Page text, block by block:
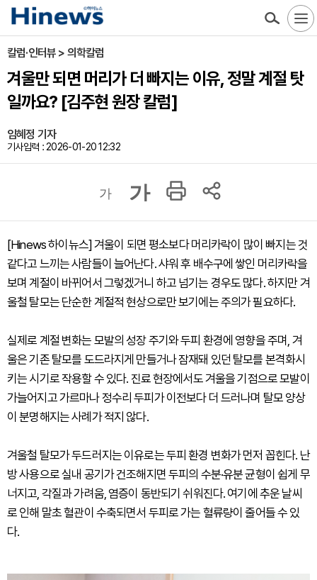
칼럼·인터뷰 > 의학칼럼
겨울만 되면 머리가 더 빠지는 이유, 정말 계절 탓
일까요? [김주현 원장 칼럼]
임혜정 기자
기사입력 : 2026-01-20 12:32
가 가
[Hinews 하이뉴스] 겨울이 되면 평소보다 머리카락이 많이 빠지는 것
같다고 느끼는 사람들이 늘어난다. 샤워 후 배수구에 쌓인 머리카락을
보며 계절이 바뀌어서 그렇겠거니 하고 넘기는 경우도 많다. 하지만 겨
울철 탈모는 단순한 계절적 현상으로만 보기에는 주의가 필요하다.
실제로 계절 변화는 모발의 성장 주기와 두피 환경에 영향을 주며, 겨
울은 기존 탈모를 도드라지게 만들거나 잠재돼 있던 탈모를 본격화시
키는 시기로 작용할 수 있다. 진료 현장에서도 겨울을 기점으로 모발이
가늘어지고 가르마나 정수리 두피가 이전보다 더 드러나며 탈모 양상
이 분명해지는 사례가 적지 않다.
겨울철 탈모가 두드러지는 이유로는 두피 환경 변화가 먼저 꼽힌다. 난
방 사용으로 실내 공기가 건조해지면 두피의 수분·유분 균형이 쉽게 무
너지고, 각질과 가려움, 염증이 동반되기 쉬워진다. 여기에 추운 날씨
로 인해 말초 혈관이 수축되면서 두피로 가는 혈류량이 줄어들 수 있
다.